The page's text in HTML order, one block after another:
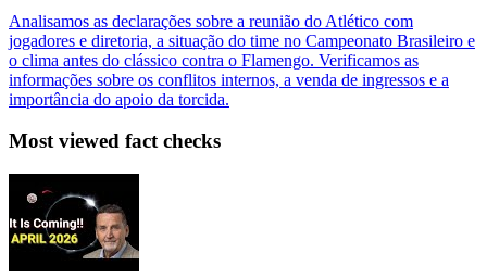
Analisamos as declarações sobre a reunião do Atlético com
jogadores e diretoria, a situação do time no Campeonato Brasileiro e
o clima antes do clássico contra o Flamengo. Verificamos as
informações sobre os conflitos internos, a venda de ingressos e a
importância do apoio da torcida.
Most viewed fact checks